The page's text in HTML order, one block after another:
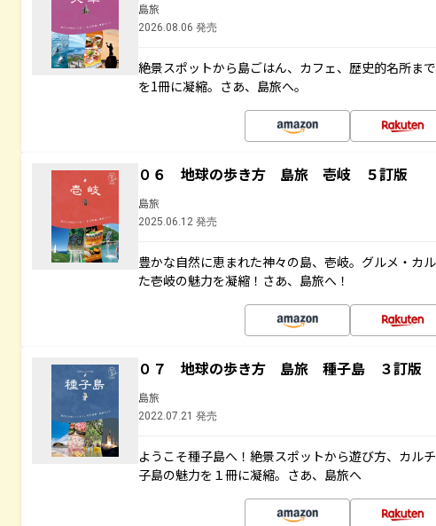
島旅
2026.08.06 発売
絶景スポットから島ごはん、カフェ、歴史的名所ま
を1冊に凝縮。さあ、島旅へ。
０６ 地球の歩き方 島旅 壱岐 ５訂版
島旅
2025.06.12 発売
豊かな自然に恵まれた神々の島、壱岐。グルメ・カ
た壱岐の魅力を凝縮！さあ、島旅へ！
０７ 地球の歩き方 島旅 種子島 ３訂版
島旅
2022.07.21 発売
ようこそ種子島へ！絶景スポットから遊び方、カル
子島の魅力を１冊に凝縮。さあ、島旅へ